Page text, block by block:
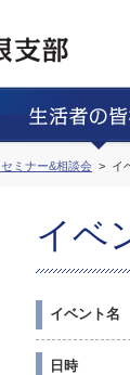
ミナー&相談会 イ
イベ
イベント名
日時